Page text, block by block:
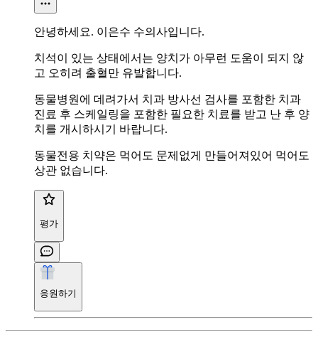
안녕하세요. 이은수 수의사입니다.
치석이 있는 상태에서는 양치가 아무런 도움이 되지 않
고 오히려 출혈만 유발합니다.
동물병원에 데려가서 치과 방사선 검사를 포함한 치과
진료 후 스케일링을 포함한 필요한 치료를 받고 난 후 양
치를 개시하시기 바랍니다.
동물전용 치약은 먹어도 문제없게 만들어져있어 먹어도
상관 없습니다.
평가
응원하기